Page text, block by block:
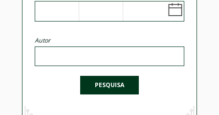
Autor
PESQUISA